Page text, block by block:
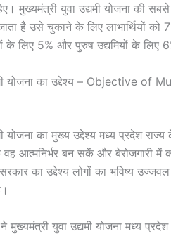
मुख्यमंत्री युवा उद्यमी योजना की
जाता है उसे चुकाने के लिए लाभार्थियों
के लिए 5% और पुरुष उद्यमियों के लिए
योजना का उद्देश्य – Objective
योजना का मुख्य उद्देश्य मध्य प्रदेश
वह आत्मनिर्भर बन सकें और
का उद्देश्य लोगों का भविष्य
मुख्यमंत्री युवा उद्यमी योजना मध्य